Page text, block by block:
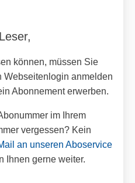
können, müssen Sie
Webseitenlogin anmelden
Abonnement erwerben.
im Ihrem
vergessen? Kein
an unseren Aboservice
Ihnen gerne weiter.